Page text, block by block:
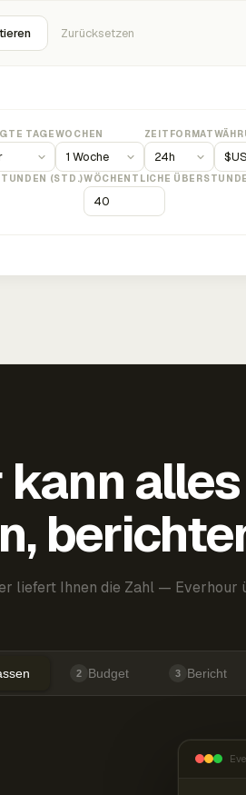
Zurücksetzen
TAGEWOCHEN ZEITFORMAT
$
(STD.)WÖCHENTLICHE
kann
liefert Ihnen die Zahl — Everhour
2 Budget 3 Bericht